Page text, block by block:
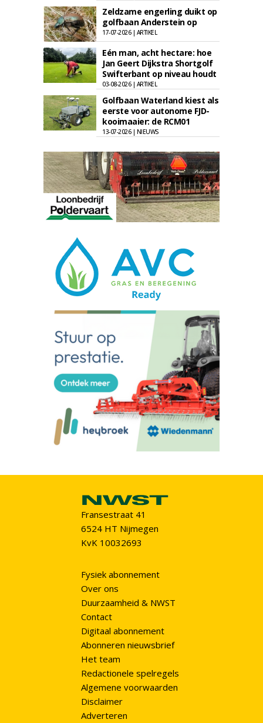
Zeldzame engerling duikt op
golfbaan Anderstein op
17-07-2026 | ARTIKEL
Eén man, acht hectare: hoe
Jan Geert Dijkstra Shortgolf
Swifterbant op niveau houdt
03-08-2026 | ARTIKEL
Golfbaan Waterland kiest als
eerste voor autonome FJD-
kooimaaier: de RCM01
13-07-2026 | NIEUWS
Fransestraat 41
6524 HT Nijmegen
KvK 10032693
Fysiek abonnement
Over ons
Duurzaamheid & NWST
Contact
Digitaal abonnement
Abonneren nieuwsbrief
Het team
Redactionele spelregels
Algemene voorwaarden
Disclaimer
Adverteren